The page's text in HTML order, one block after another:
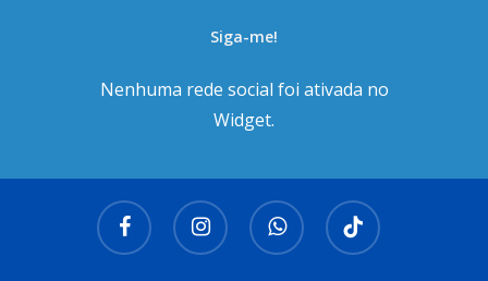
Siga-me!
Nenhuma rede social foi ativada no
Widget.
facebook instagram whatsapp tiktok